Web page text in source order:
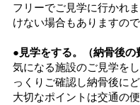
フリーでご見学に行かれ
けない場合もありますの
●見学をする。（納骨後の
気になる施設のご見学を
っくりご確認し納骨後に
大切なポイントは交通の